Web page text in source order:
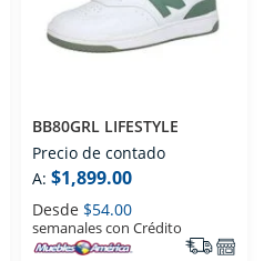
BB80GRL LIFESTYLE
Precio de contado
A: $1,899.00
Desde $54.00
semanales con Crédito